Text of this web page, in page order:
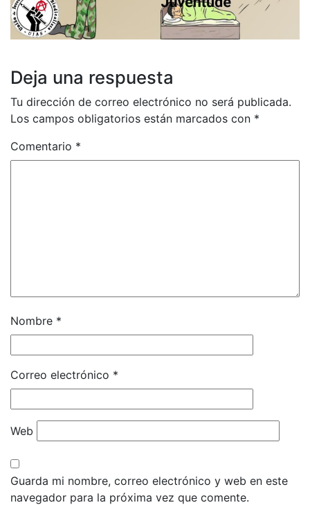
Deja una respuesta
Tu dirección de correo electrónico no será publicada.
Los campos obligatorios están marcados con *
Comentario *
Nombre *
Correo electrónico *
Web
Guarda mi nombre, correo electrónico y web en este
navegador para la próxima vez que comente.